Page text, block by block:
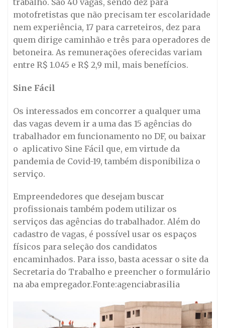
motofretistas que não precisam ter escolaridade
nem experiência, 17 para carreteiros, dez para
quem dirige caminhão e três para operadores de
betoneira. As remunerações oferecidas variam
entre R$ 1.045 e R$ 2,9 mil, mais benefícios.
Sine Fácil
Os interessados em concorrer a qualquer uma
das vagas devem ir a uma das 15 agências do
trabalhador em funcionamento no DF, ou baixar
o aplicativo Sine Fácil que, em virtude da
pandemia de Covid-19, também disponibiliza o
serviço.
Empreendedores que desejam buscar
profissionais também podem utilizar os
serviços das agências do trabalhador. Além do
cadastro de vagas, é possível usar os espaços
físicos para seleção dos candidatos
encaminhados. Para isso, basta acessar o site da
Secretaria do Trabalho e preencher o formulário
na aba empregador.Fonte:agenciabrasilia